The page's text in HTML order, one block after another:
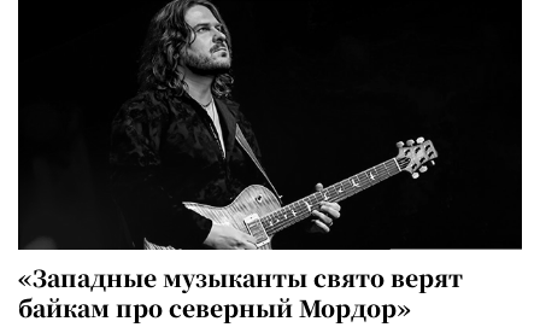
«Западные музыканты свято верят
байкам про северный Мордор»